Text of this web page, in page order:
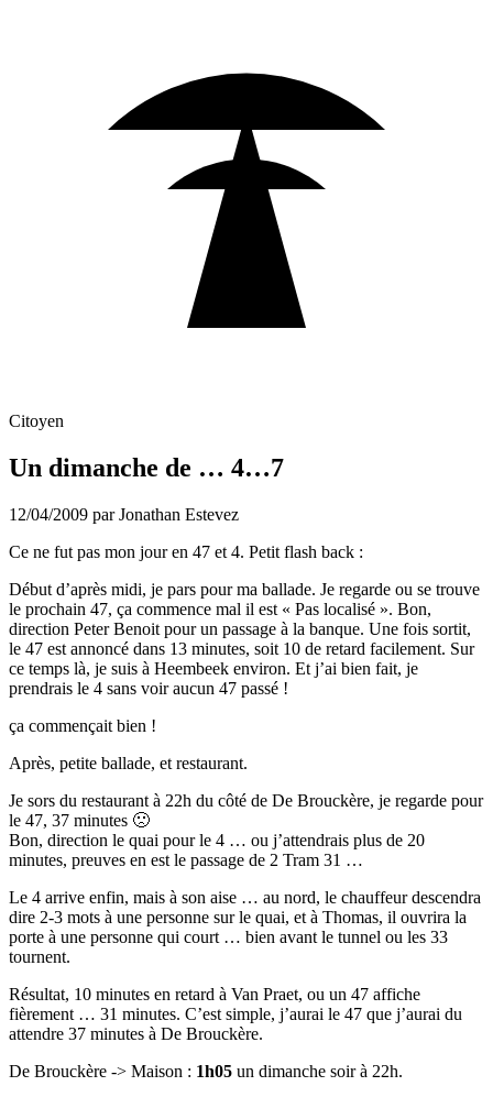
Citoyen
Un dimanche de … 4…7
12/04/2009 par Jonathan Estevez
Ce ne fut pas mon jour en 47 et 4. Petit flash back :
Début d’après midi, je pars pour ma ballade. Je regarde ou se trouve
le prochain 47, ça commence mal il est « Pas localisé ». Bon,
direction Peter Benoit pour un passage à la banque. Une fois sortit,
le 47 est annoncé dans 13 minutes, soit 10 de retard facilement. Sur
ce temps là, je suis à Heembeek environ. Et j’ai bien fait, je
prendrais le 4 sans voir aucun 47 passé !
ça commençait bien !
Après, petite ballade, et restaurant.
Je sors du restaurant à 22h du côté de De Brouckère, je regarde pour
le 47, 37 minutes 🙁
Bon, direction le quai pour le 4 … ou j’attendrais plus de 20
minutes, preuves en est le passage de 2 Tram 31 …
Le 4 arrive enfin, mais à son aise … au nord, le chauffeur descendra
dire 2-3 mots à une personne sur le quai, et à Thomas, il ouvrira la
porte à une personne qui court … bien avant le tunnel ou les 33
tournent.
Résultat, 10 minutes en retard à Van Praet, ou un 47 affiche
fièrement … 31 minutes. C’est simple, j’aurai le 47 que j’aurai du
attendre 37 minutes à De Brouckère.
De Brouckère -> Maison : 1h05 un dimanche soir à 22h.